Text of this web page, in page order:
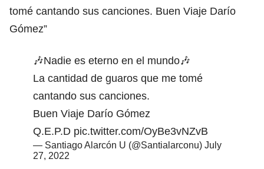
tomé cantando sus canciones. Buen Viaje Darío
Gómez”
🎶Nadie es eterno en el mundo🎶
La cantidad de guaros que me tomé
cantando sus canciones.
Buen Viaje Darío Gómez
Q.E.P.D pic.twitter.com/OyBe3vNZvB
— Santiago Alarcón U (@Santialarconu) July
27, 2022